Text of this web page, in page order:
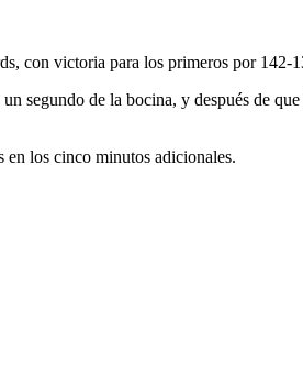
con victoria para los primeros por 142-
segundo de la bocina, y después de
en los cinco minutos adicionales.